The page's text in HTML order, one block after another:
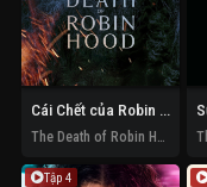
Cái Chết của Robin Hood
The Death of Robin Hood
Tập 4